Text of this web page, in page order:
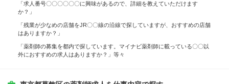
「求人番号〇〇〇〇〇〇に興味があるので、詳細を教えていただけます
か？」
「残業が少なめの店舗をJR〇〇線の沿線で探していますが、おすすめの店舗
はありますか？」
「薬剤師の募集を都内で探しています。マイナビ薬剤師に載っている〇〇以
外におすすめの求人はありますか？」等々